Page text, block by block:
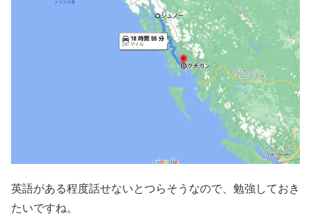
英語がある程度話せないとつらそうなので、勉強しておき
たいですね。